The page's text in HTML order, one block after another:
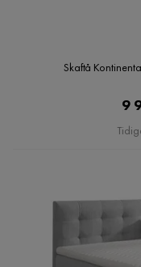
Skaftå
9